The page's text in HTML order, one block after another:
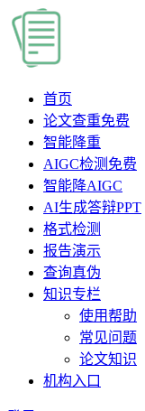
首页
论文查重免费
智能降重
AIGC检测 免费
智能降AIGC
AI生成答辩PPT
格式检测
报告演示
查询真伪
知识专栏
使用帮助
常见问题
论文知识
机构入口